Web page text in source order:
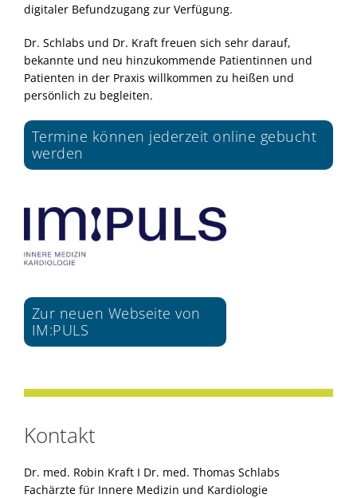
digitaler Befundzugang zur Verfügung.
Dr. Schlabs und Dr. Kraft freuen sich sehr darauf,
bekannte und neu hinzukommende Patientinnen und
Patienten in der Praxis willkommen zu heißen und
persönlich zu begleiten.
Termine können jederzeit online gebucht
werden
Zur neuen Webseite von
IM:PULS
Kontakt
Dr. med. Robin Kraft I Dr. med. Thomas Schlabs
Fachärzte für Innere Medizin und Kardiologie